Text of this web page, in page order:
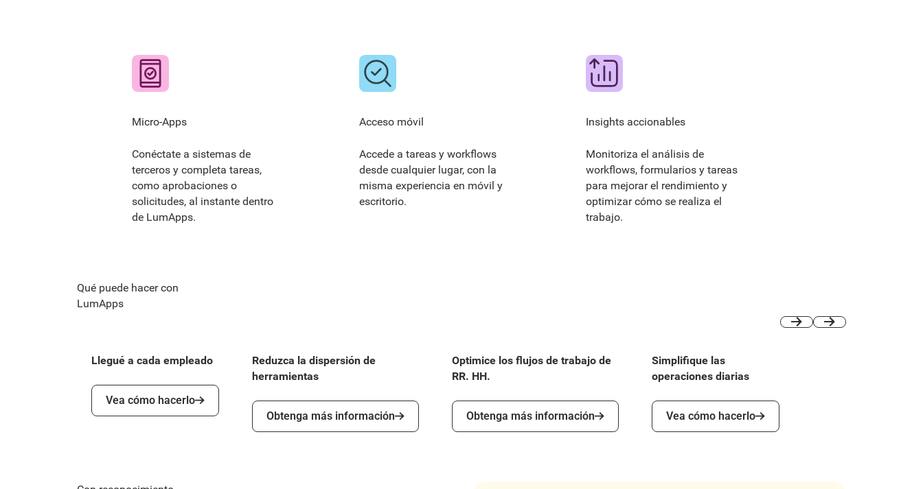
Micro-Apps
Conéctate a sistemas de
terceros y completa tareas,
como aprobaciones o
solicitudes, al instante dentro
de LumApps.
Acceso móvil
Accede a tareas y workflows
desde cualquier lugar, con la
misma experiencia en móvil y
escritorio.
Insights accionables
Monitoriza el análisis de
workflows, formularios y tareas
para mejorar el rendimiento y
optimizar cómo se realiza el
trabajo.
Qué puede hacer con
LumApps
Llegué a cada empleado
Vea cómo hacerlo
Vea cómo hacerlo
Reduzca la dispersión de
herramientas
Obtenga más información
Obtenga más información
Optimice los flujos de trabajo de
RR. HH.
Obtenga más información
Obtenga más información
Simplifique las
operaciones diarias
Vea cómo hacerlo
Vea cómo hacerlo